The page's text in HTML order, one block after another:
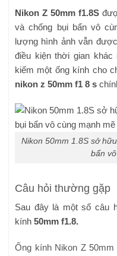
Nikon Z 50mm f1.8S
và chống bụi bẩn vô
lượng hình ảnh vẫn
điều kiện thời gian khác
kiếm một ống kính cho
nikon z 50mm f1 8 s
Nikon 50mm 1.8S sở
bẩn
Câu hỏi thường gặp
Sau đây là một số câu
kính 50mm f1.8.
Ống kính Nikon Z